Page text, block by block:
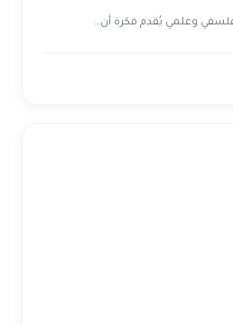
وعلمي يُقدم فكرة أن…